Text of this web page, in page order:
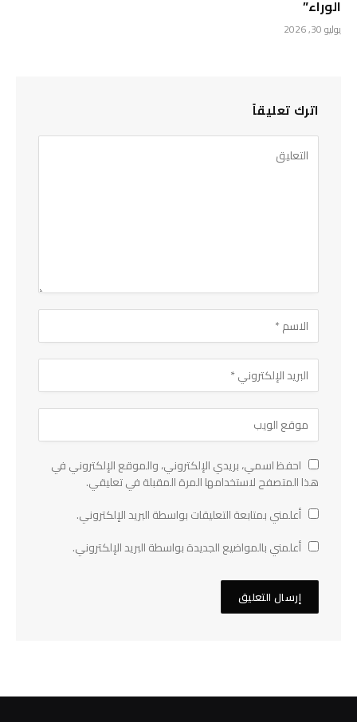
الوراء”
يوليو 30, 2026
اترك تعليقاً
احفظ اسمي، بريدي الإلكتروني، والموقع الإلكتروني في
هذا المتصفح لاستخدامها المرة المقبلة في تعليقي.
أعلمني بمتابعة التعليقات بواسطة البريد الإلكتروني.
أعلمني بالمواضيع الجديدة بواسطة البريد الإلكتروني.